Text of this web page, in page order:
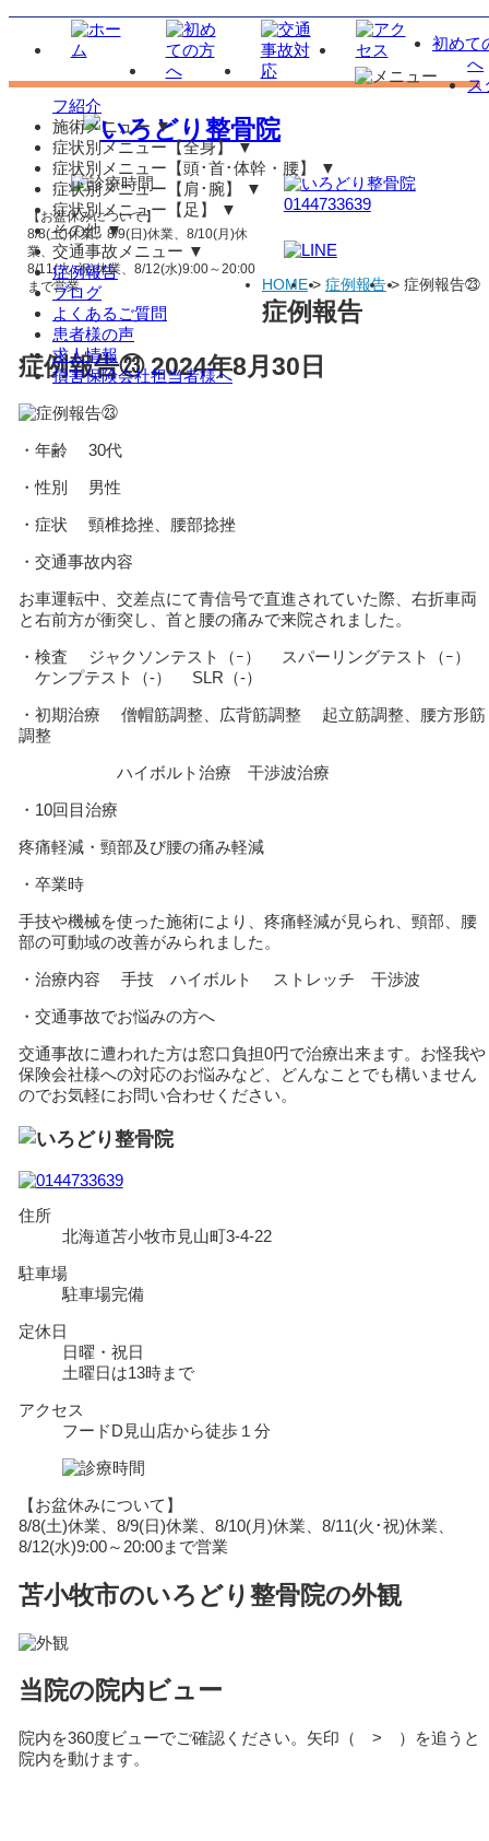
初めて
へ
ス
フ紹介
施術メニュー ▼
症状別メニュー【全身】 ▼
症状別メニュー【頭･首･体幹・腰】
▼
症状別メニュー【肩･腕】
▼
症状別メニュー【足】
▼
その他 ▼
交通事故メニュー ▼
症例報告
ブログ
よくあるご質問
患者様の声
求人情報
損害保険会社担当者様へ
【お盆休みについて】
8/8(土)休業、8/9(日)休業、8/10(月)休
業、
8/11(火･祝)休業、8/12(水)9:00～20:00
まで営業
HOME> 症例報告> 症例報告㉓
症例報告
症例報告㉓ 2024年8月30日
・年齢 30代
・性別 男性
・症状 頸椎捻挫、腰部捻挫
・交通事故内容
お車運転中、交差点にて青信号で直進されていた際、右折車両
と右前方が衝突し、首と腰の痛みで来院されました。
・検査 ジャクソンテスト（ｰ） スパーリングテスト（ｰ）
ケンプテスト（‐） SLR（‐）
・初期治療 僧帽筋調整、広背筋調整 起立筋調整、腰方形筋
調整
ハイボルト治療 干渉波治療
・10回目治療
疼痛軽減・頸部及び腰の痛み軽減
・卒業時
手技や機械を使った施術により、疼痛軽減が見られ、頸部、腰
部の可動域の改善がみられました。
・治療内容 手技 ハイボルト ストレッチ 干渉波
・交通事故でお悩みの方へ
交通事故に遭われた方は窓口負担0円で治療出来ます。お怪我や
保険会社様への対応のお悩みなど、どんなことでも構いません
のでお気軽にお問い合わせください。
住所
北海道苫小牧市見山町3-4-22
駐車場
駐車場完備
定休日
日曜・祝日
土曜日は13時まで
アクセス
フードD見山店から徒歩１分
【お盆休みについて】
8/8(土)休業、8/9(日)休業、8/10(月)休業、8/11(火･祝)休業、
8/12(水)9:00～20:00まで営業
苫小牧市のいろどり整骨院の外観
当院の院内ビュー
院内を360度ビューでご確認ください。矢印（ > ）を追うと
院内を動けます。